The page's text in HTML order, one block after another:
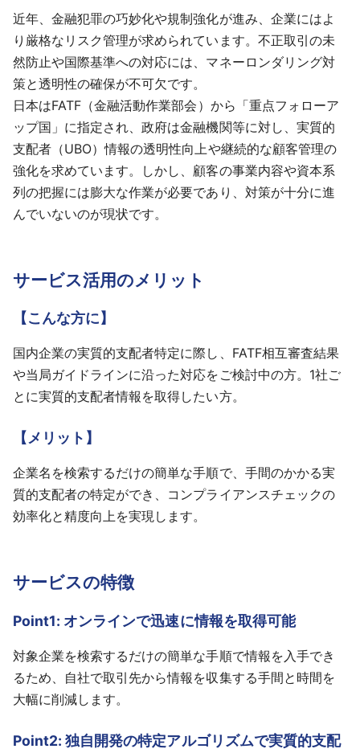
近年、金融犯罪の巧妙化や規制強化が進み、企業にはよ
り厳格なリスク管理が求められています。不正取引の未
然防止や国際基準への対応には、マネーロンダリング対
策と透明性の確保が不可欠です。
日本はFATF（金融活動作業部会）から「重点フォローア
ップ国」に指定され、政府は金融機関等に対し、実質的
支配者（UBO）情報の透明性向上や継続的な顧客管理の
強化を求めています。しかし、顧客の事業内容や資本系
列の把握には膨大な作業が必要であり、対策が十分に進
んでいないのが現状です。
サービス活用のメリット
【こんな方に】
国内企業の実質的支配者特定に際し、FATF相互審査結果
や当局ガイドラインに沿った対応をご検討中の方。1社ご
とに実質的支配者情報を取得したい方。
【メリット】
企業名を検索するだけの簡単な手順で、手間のかかる実
質的支配者の特定ができ、コンプライアンスチェックの
効率化と精度向上を実現します。
サービスの特徴
Point1: オンラインで迅速に情報を取得可能
対象企業を検索するだけの簡単な手順で情報を入手でき
るため、自社で取引先から情報を収集する手間と時間を
大幅に削減します。
Point2: 独自開発の特定アルゴリズムで実質的支配